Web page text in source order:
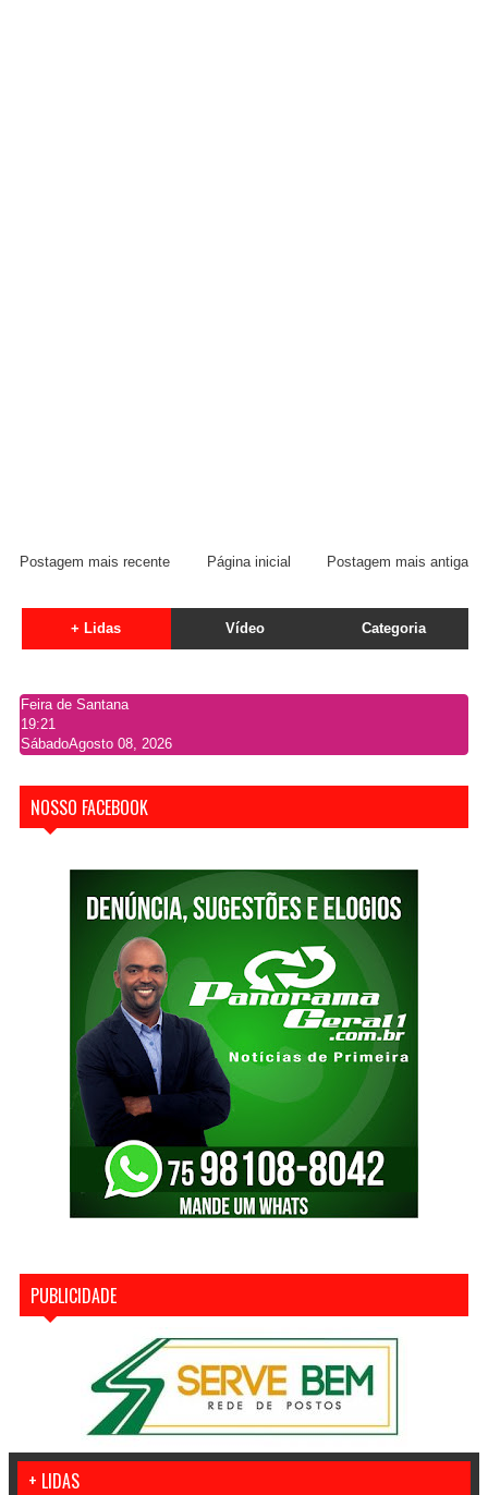
Postagem mais recente Postagem mais antiga
Página inicial
+ Lidas Vídeo Categoria
Feira de Santana
19:21
SábadoAgosto 08, 2026
NOSSO FACEBOOK
PUBLICIDADE
+ LIDAS